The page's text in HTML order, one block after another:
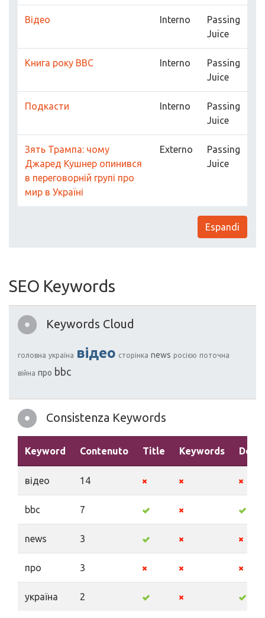
Відео Interno
Passing
Juice
Книга року BBC Interno
Passing
Juice
Подкасти Interno
Passing
Juice
Зять Трампа: чому
Джаред Кушнер опинився
в переговорній групі про
мир в Україні
Externo
Passing
Juice
Espandi
SEO Keywords
Keywords Cloud
головна україна відео сторінка news росією поточна
війна про bbc
Consistenza Keywords
Keyword Contenuto Title Keywords
відео 14
bbc 7
news 3
про 3
україна 2